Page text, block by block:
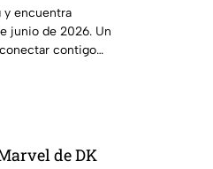
tu día
y encuentra
junio de 2026. Un
contigo
de DK